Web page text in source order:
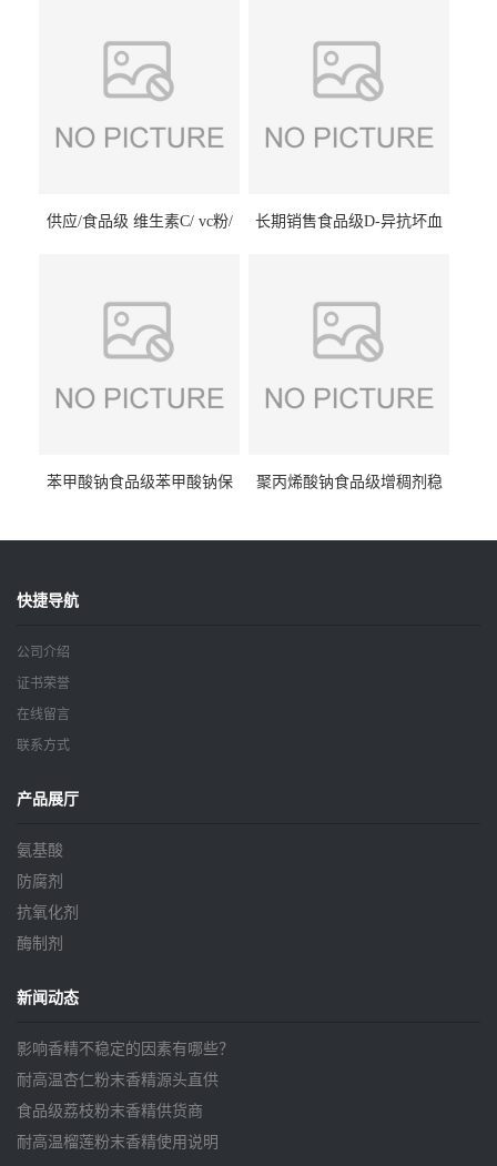
供应/食品级 维生素C/ vc粉/
长期销售食品级D-异抗坏血
苯甲酸钠食品级苯甲酸钠保
聚丙烯酸钠食品级增稠剂稳
快捷导航
公司介绍
证书荣誉
在线留言
联系方式
产品展厅
氨基酸
防腐剂
抗氧化剂
酶制剂
新闻动态
影响香精不稳定的因素有哪些？
耐高温杏仁粉末香精源头直供
食品级荔枝粉末香精供货商
耐高温榴莲粉末香精使用说明